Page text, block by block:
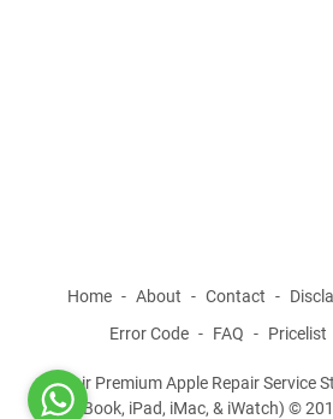
Home About Contact
Error Code
FAQ Pricelist
iRepair Premium Apple Repair Service
MacBook, iPad, iMac, & iWatch) ©